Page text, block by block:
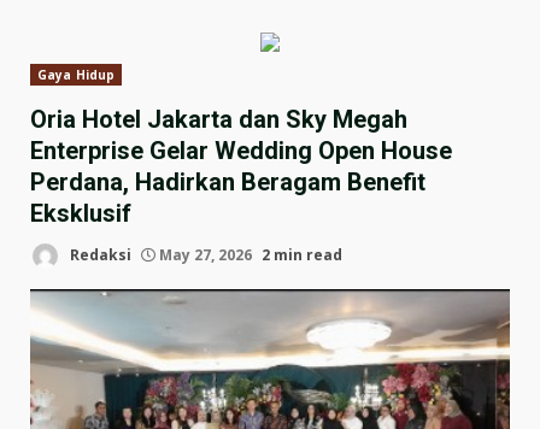
Gaya Hidup
Oria Hotel Jakarta dan Sky Megah
Enterprise Gelar Wedding Open House
Perdana, Hadirkan Beragam Benefit
Eksklusif
Redaksi May 27, 2026 2 min read